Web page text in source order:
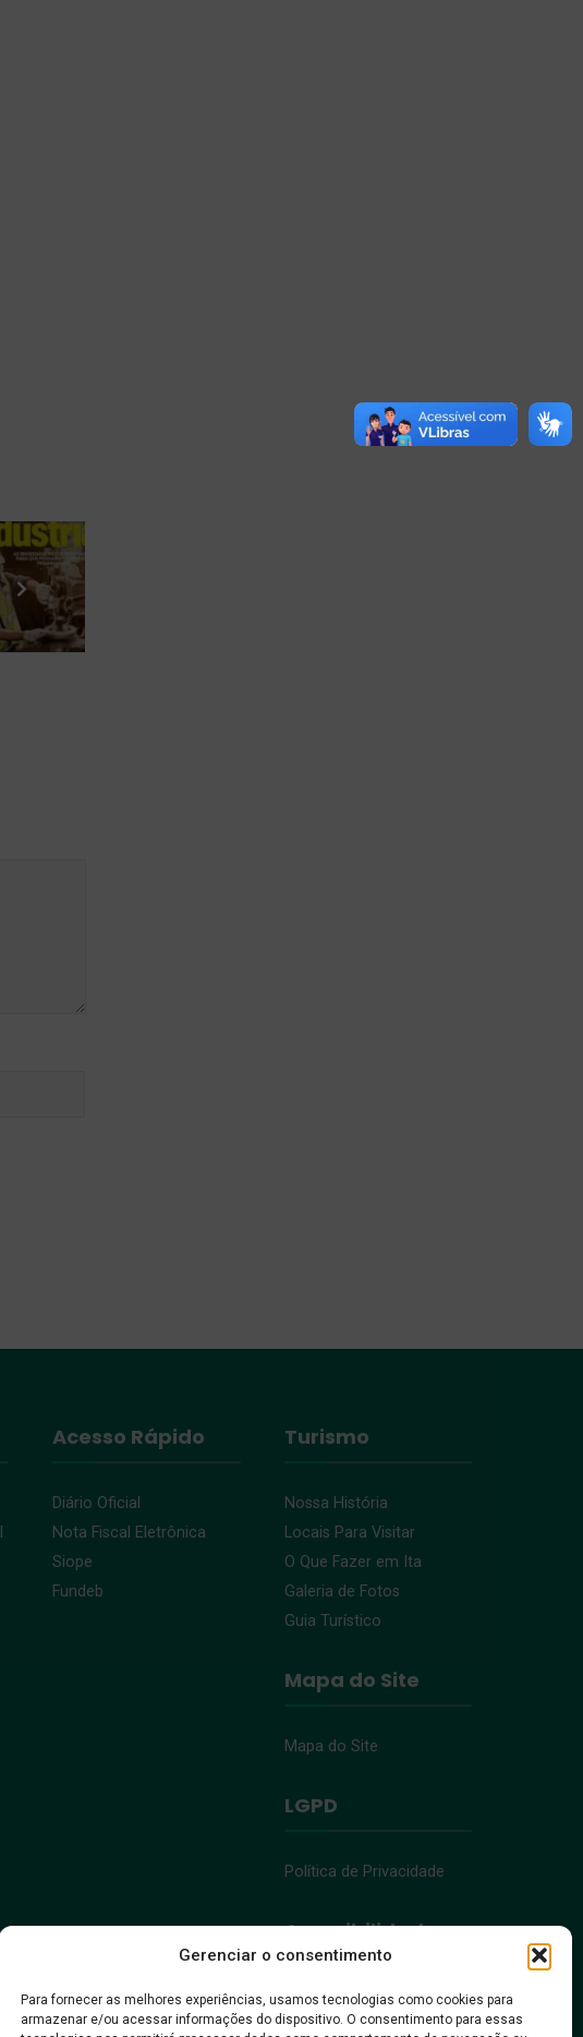
Gerenciar o consentimento
Para fornecer as melhores experiências, usamos tecnologias como cookies para
armazenar e/ou acessar informações do dispositivo. O consentimento para essas
Acesso Rápido
Diário Oficial
Nota Fiscal Eletrônica
Siope
Fundeb
Turismo
Nossa História
Locais Para Visitar
O Que Fazer em Ita
Galeria de Fotos
Guia Turístico
Mapa do Site
Mapa do Site
LGPD
Política de Privacidade
Acessibilidade
Acessibilidade